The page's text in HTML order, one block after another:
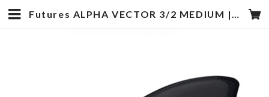
Futures ALPHA VECTOR 3/2 MEDIUM | hotstyle TOYOOKA